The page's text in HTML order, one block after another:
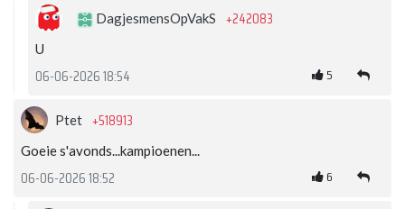
DagjesmensOpVakS +242083
U
06-06-2026 18:54 5
Ptet +518913
Goeie s'avonds...kampioenen...
06-06-2026 18:52 6